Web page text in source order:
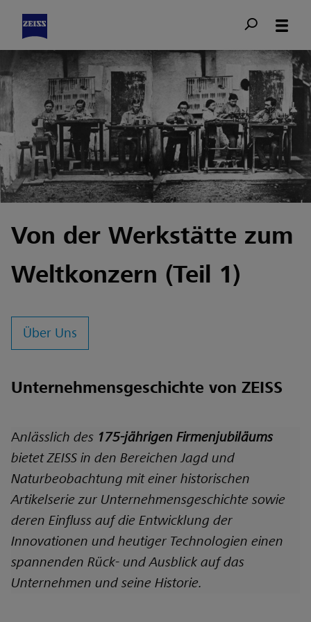
Von der Werkstätte zum
Weltkonzern (Teil 1)
Über Uns
Unternehmensgeschichte von ZEISS
Anlässlich des 175-jährigen Firmenjubiläums
bietet ZEISS in den Bereichen Jagd und
Naturbeobachtung mit einer historischen
Artikelserie zur Unternehmensgeschichte sowie
deren Einfluss auf die Entwicklung der
Innovationen und heutiger Technologien einen
spannenden Rück- und Ausblick auf das
Unternehmen und seine Historie.